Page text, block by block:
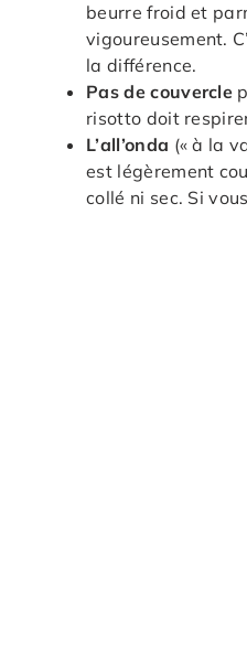
beurre froid et
vigoureusement.
la différence.
Pas de couvercle
risotto doit
L’all’onda (« à la
est légèrement
collé ni sec. Si